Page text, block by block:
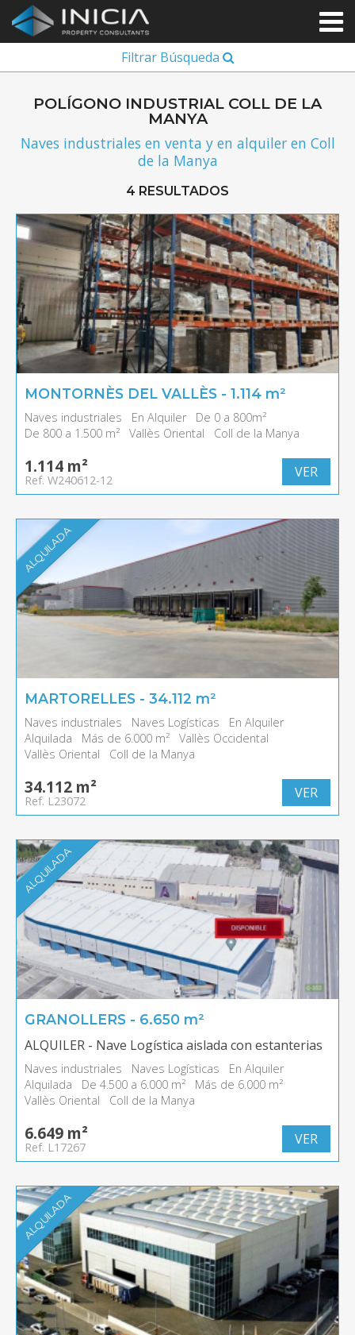
Filtrar Búsqueda
POLÍGONO INDUSTRIAL COLL DE LA
MANYA
Naves industriales en venta y en alquiler en Coll
de la Manya
4 RESULTADOS
MONTORNÈS DEL VALLÈS - 1.114 m²
Naves industriales En Alquiler
De 0 a 800m²
De 800 a 1.500 m²
Vallès Oriental Coll de la Manya
1.114 m²
Ref. W240612-12 VER
ALQUILADA
MARTORELLES - 34.112 m²
Naves industriales Naves Logísticas
En Alquiler
Alquilada
Más de 6.000 m²
Vallès Occidental
Vallès Oriental
Coll de la Manya
34.112 m²
Ref. L23072 VER
ALQUILADA
GRANOLLERS - 6.650 m²
ALQUILER - Nave Logística aislada con estanterias
Naves industriales Naves Logísticas
En Alquiler
Alquilada
De 4.500 a 6.000 m²
Más de 6.000 m²
Vallès Oriental
Coll de la Manya
6.649 m²
Ref. L17267 VER
ALQUILADA